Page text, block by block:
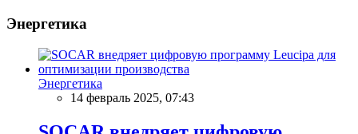
Энергетика
Энергетика
14 февраль 2025, 07:43